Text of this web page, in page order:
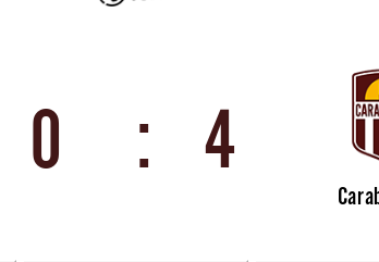
0 : 4